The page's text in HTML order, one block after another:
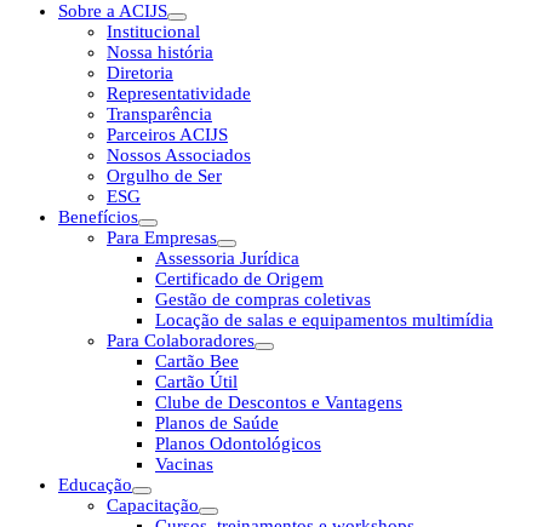
Sobre a ACIJS
Institucional
Nossa história
Diretoria
Representatividade
Transparência
Parceiros ACIJS
Nossos Associados
Orgulho de Ser
ESG
Benefícios
Para Empresas
Assessoria Jurídica
Certificado de Origem
Gestão de compras coletivas
Locação de salas e equipamentos multimídia
Para Colaboradores
Cartão Bee
Cartão Útil
Clube de Descontos e Vantagens
Planos de Saúde
Planos Odontológicos
Vacinas
Educação
Capacitação